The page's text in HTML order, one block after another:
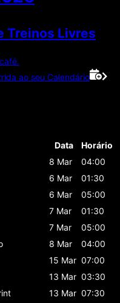
Treinos Livres
ao seu Calendário
Data
Horário
8 Mar
04:00
6 Mar
01:30
6 Mar
05:00
7 Mar
01:30
7 Mar
05:00
8 Mar
04:00
15 Mar 07:00
13 Mar 03:30
13 Mar 07:30